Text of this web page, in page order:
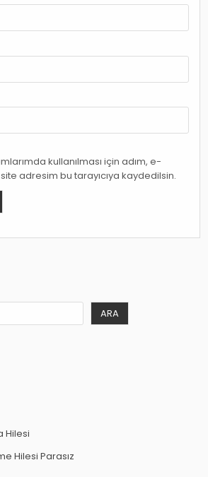
kullanılması için adım, e-
adresim bu tarayıcıya kaydedilsin.
ARA
Hilesi
Hilesi Parasız